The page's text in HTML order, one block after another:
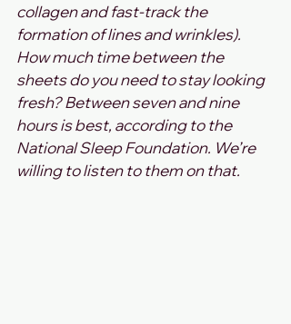
collagen and fast-track the
formation of lines and wrinkles).
How much time between the
sheets do you need to stay looking
fresh? Between seven and nine
hours is best, according to the
National Sleep Foundation. We’re
willing to listen to them on that.